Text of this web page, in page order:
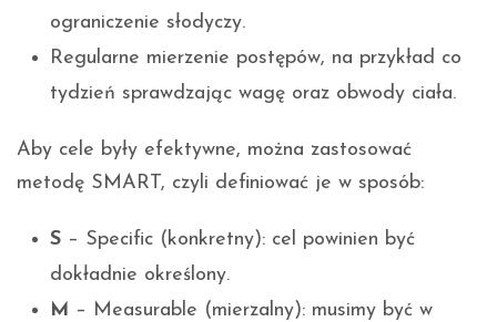
ograniczenie słodyczy.
Regularne mierzenie postępów, na przykład co
tydzień sprawdzając wagę oraz obwody ciała.
Aby cele były efektywne, można zastosować
metodę SMART, czyli definiować je w sposób:
S – Specific (konkretny): cel powinien być
dokładnie określony.
M – Measurable (mierzalny): musimy być w